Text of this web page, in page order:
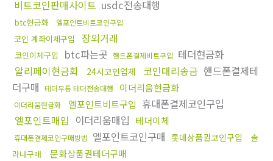
비트코인판매사이트 usdc전송대행
btc현금화 엘포인트비트코인구입
코인 계좌이체구입 장외거래
코인이체구입 btc파는곳 핸드폰결제비트구입 테더현금화
알리페이현금화
24시코인업체 코인대리송금 핸드폰결제테
더구매 테더무통 테더전송대행 이더리움현금화
이더리움현금화 엘포인트비트구입 휴대폰결제코인구입
엘포인트매입 이더리움매입 테더이체
휴대폰결제코인구매방법 엘포인트코인구매 롯데상품권코인구입
솔
라나구매
문화상품권테더구매